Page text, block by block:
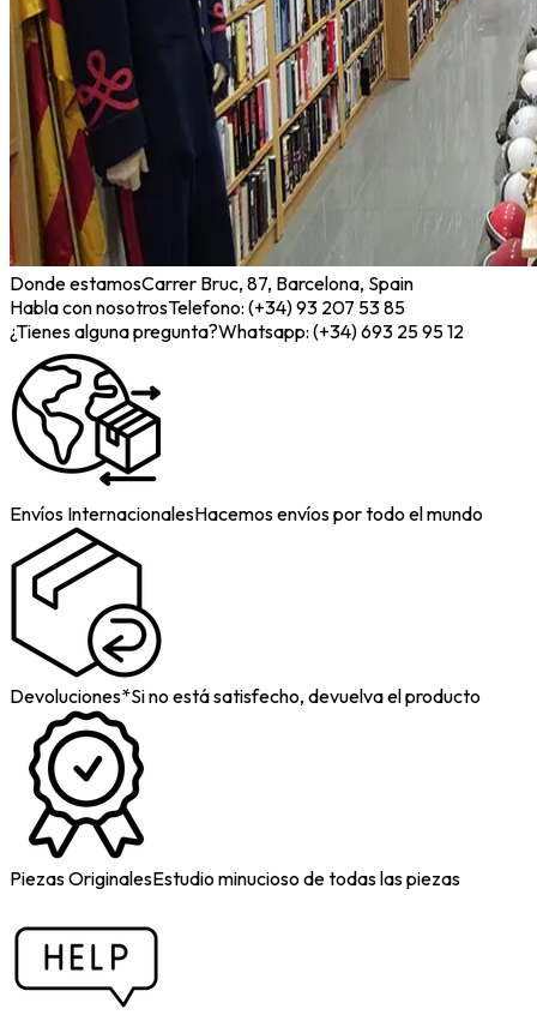
Donde estamosCarrer Bruc, 87, Barcelona, Spain
Habla con nosotrosTelefono: (+34) 93 207 53 85
¿Tienes alguna pregunta?Whatsapp: (+34) 693 25 95 12
Envíos InternacionalesHacemos envíos por todo el mundo
Devoluciones*Si no está satisfecho, devuelva el producto
Piezas OriginalesEstudio minucioso de todas las piezas